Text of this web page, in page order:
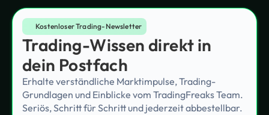
Kostenloser Trading-Newsletter
Trading-Wissen direkt in
dein Postfach
Erhalte verständliche Marktimpulse, Trading-
Grundlagen und Einblicke vom TradingFreaks Team.
Seriös, Schritt für Schritt und jederzeit abbestellbar.